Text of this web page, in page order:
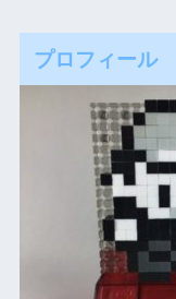
プロフィール